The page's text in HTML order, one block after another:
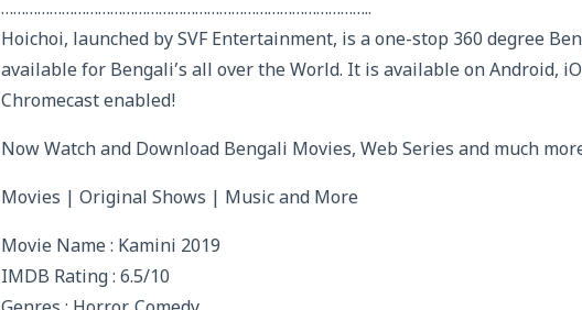
………………………………………………………………………………..
Hoichoi, launched by SVF Entertainment, is a one-stop 360 degree
available for Bengali’s all over the World. It is available on Android,
Chromecast enabled!
Now Watch and Download Bengali Movies, Web Series and much
Movies | Original Shows | Music and More
Movie Name : Kamini 2019
IMDB Rating : 6.5/10